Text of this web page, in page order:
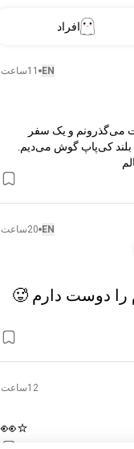
افراد
EN 11ساعت
EN 20ساعت
دوست دارم 🥵
12ساعت
👀⭐